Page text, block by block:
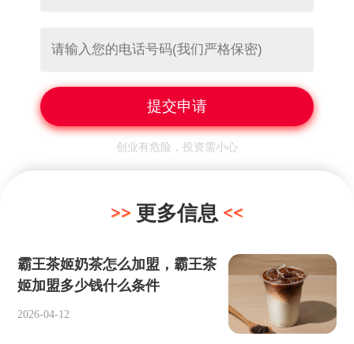
创业有危险，投资需小心
更多信息
霸王茶姬奶茶怎么加盟，霸王茶
姬加盟多少钱什么条件
2026-04-12